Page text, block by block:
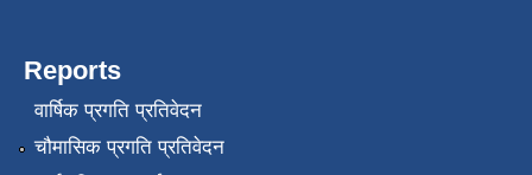
Reports
वार्षिक प्रगति प्रतिवेदन
चौमासिक प्रगति प्रतिवेदन